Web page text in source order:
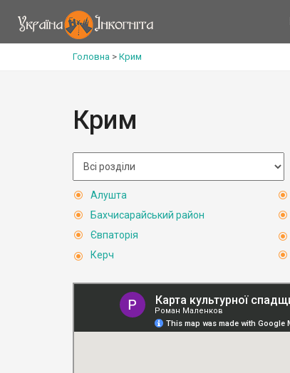
Головна > Крим
Крим
Алушта
Бахчисарайський район
Євпаторія
Керч